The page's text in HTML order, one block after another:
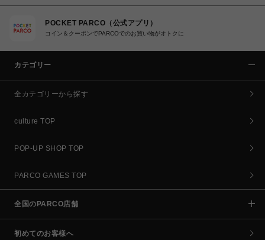
POCKET PARCO（公式アプリ）
コイン＆クーポンでPARCOでのお買い物がオトクに
カテゴリー
全カテゴリーから探す
culture TOP
POP-UP SHOP TOP
PARCO GAMES TOP
全国のPARCO店舗
初めてのお客様へ